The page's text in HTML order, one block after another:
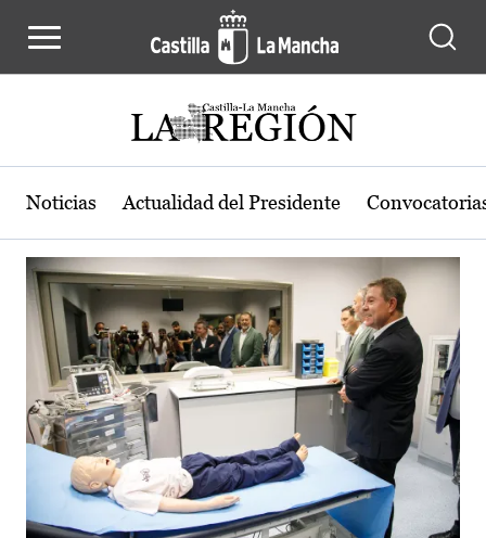
Actualidad de la región de Castilla-
Noticias Actualidad del Presidente